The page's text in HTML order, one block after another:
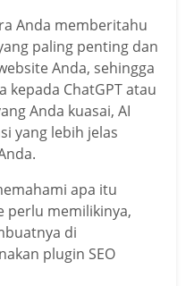
Anda memberitahu
paling penting dan
Anda, sehingga
kepada ChatGPT atau
Anda kuasai, AI
yang lebih jelas
apa itu
perlu memilikinya,
di
plugin SEO